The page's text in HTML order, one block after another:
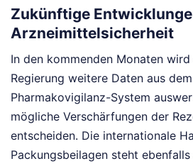
Zukünftige
Arzneimittelsicherheit
In den kommenden Monaten
Regierung weitere Daten aus
Pharmakovigilanz-System
mögliche Verschärfungen der
entscheiden. Die internationale
Packungsbeilagen steht